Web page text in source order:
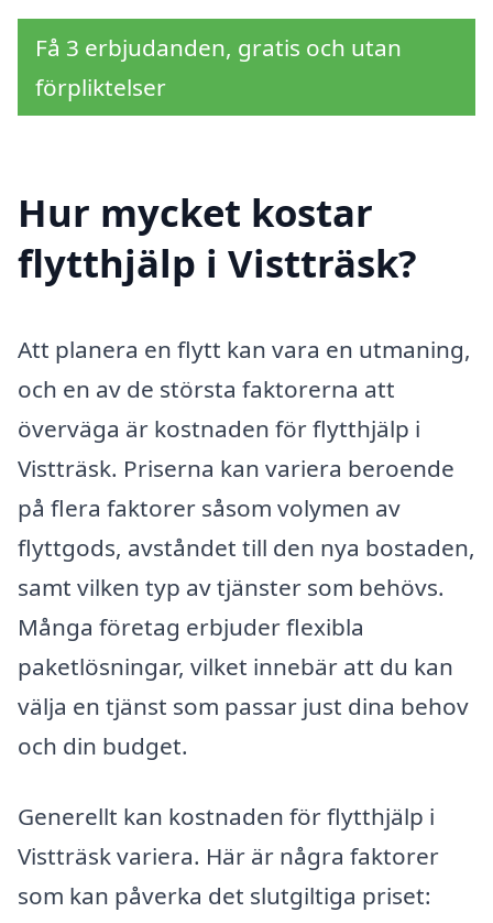
Få 3 erbjudanden, gratis och utan
förpliktelser
Hur mycket kostar
flytthjälp i Vistträsk?
Att planera en flytt kan vara en utmaning,
och en av de största faktorerna att
överväga är kostnaden för flytthjälp i
Vistträsk. Priserna kan variera beroende
på flera faktorer såsom volymen av
flyttgods, avståndet till den nya bostaden,
samt vilken typ av tjänster som behövs.
Många företag erbjuder flexibla
paketlösningar, vilket innebär att du kan
välja en tjänst som passar just dina behov
och din budget.
Generellt kan kostnaden för flytthjälp i
Vistträsk variera. Här är några faktorer
som kan påverka det slutgiltiga priset: